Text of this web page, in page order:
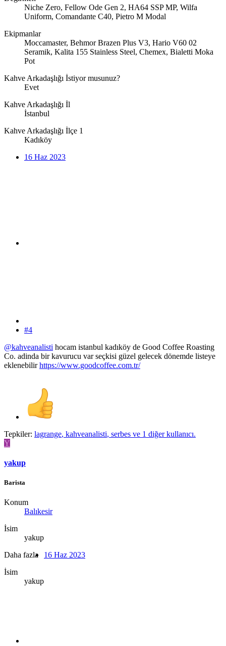
Niche Zero, Fellow Ode Gen 2, HA64 SSP MP, Wilfa
Uniform, Comandante C40, Pietro M Modal
Ekipmanlar
Moccamaster, Behmor Brazen Plus V3, Hario V60 02
Seramik, Kalita 155 Stainless Steel, Chemex, Bialetti Moka
Pot
Kahve Arkadaşlığı İstiyor musunuz?
Evet
Kahve Arkadaşlığı İl
İstanbul
Kahve Arkadaşlığı İlçe 1
Kadıköy
16 Haz 2023
#4
@kahveanalisti hocam istanbul kadıköy de Good Coffee Roasting
Co. adinda bir kavurucu var seçkisi güzel gelecek dönemde listeye
eklenebilirhttps://www.goodcoffee.com.tr/
Tepkiler: lagrange, kahveanalisti, serbes ve 1 diğer kullanıcı.
Y
yakup
Barista
Konum
Balıkesir
İsim
yakup
Daha fazla
İsim
yakup
16 Haz 2023